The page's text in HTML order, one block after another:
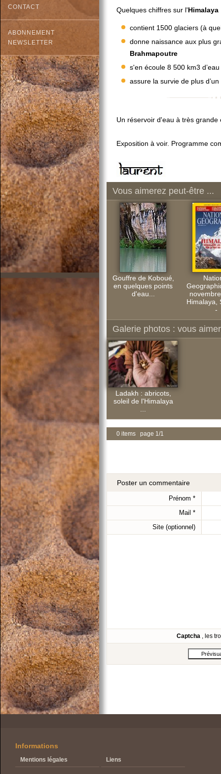
CONTACT
ABONNEMENT
NEWSLETTER
Quelques chiffres sur l'Himalaya
contient 1500 glaciers (à
donne naissance aux plus
Brahmapoutre
s'en écoule 8 500 km3
assure la survie de plus
Un réservoir d'eau à très grande
Exposition à voir. Programme
Vous aimerez peut-être ...
Gouffre de Koboué,
en quelques points
d'eau...
Himalaya,
-
Galerie photos : vous
Ladakh : abricots,
soleil de l'Himalaya
0 items page 1/1
Poster un commentaire
Prénom *
Mail *
Site (optionnel)
Captcha , les
Informations
Mentions légales Liens